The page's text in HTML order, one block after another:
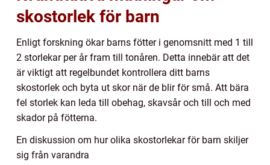
skostorlek för barn
Enligt forskning ökar barns fötter i genomsnitt med 1 till
2 storlekar per år fram till tonåren. Detta innebär att det
är viktigt att regelbundet kontrollera ditt barns
skostorlek och byta ut skor när de blir för små. Att bära
fel storlek kan leda till obehag, skavsår och till och med
skador på fötterna.
En diskussion om hur olika skostorlekar för barn skiljer
sig från varandra